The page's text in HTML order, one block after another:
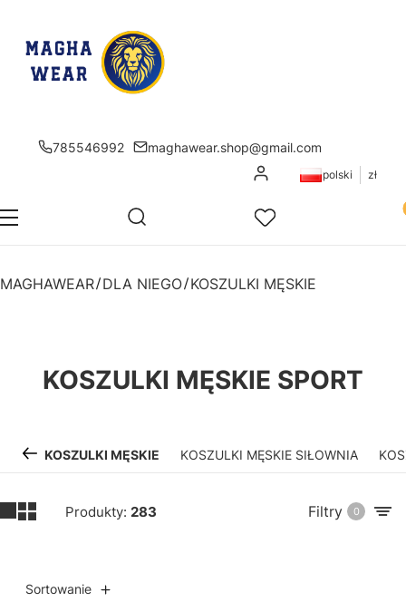
785546992
maghawear.shop@gmail.com
Zaloguj siępolski zł
Menu Otwórz wyszukiwarkę
Szukaj Ulubione
MAGHAWEAR DLA NIEGO KOSZULKI MĘSKIE
KOSZULKI MĘSKIE SPORT
KOSZULKI MĘSKIE KOSZULKI MĘSKIE SIŁOWNIA
Produkty: 283 Filtry 0
Sortowanie